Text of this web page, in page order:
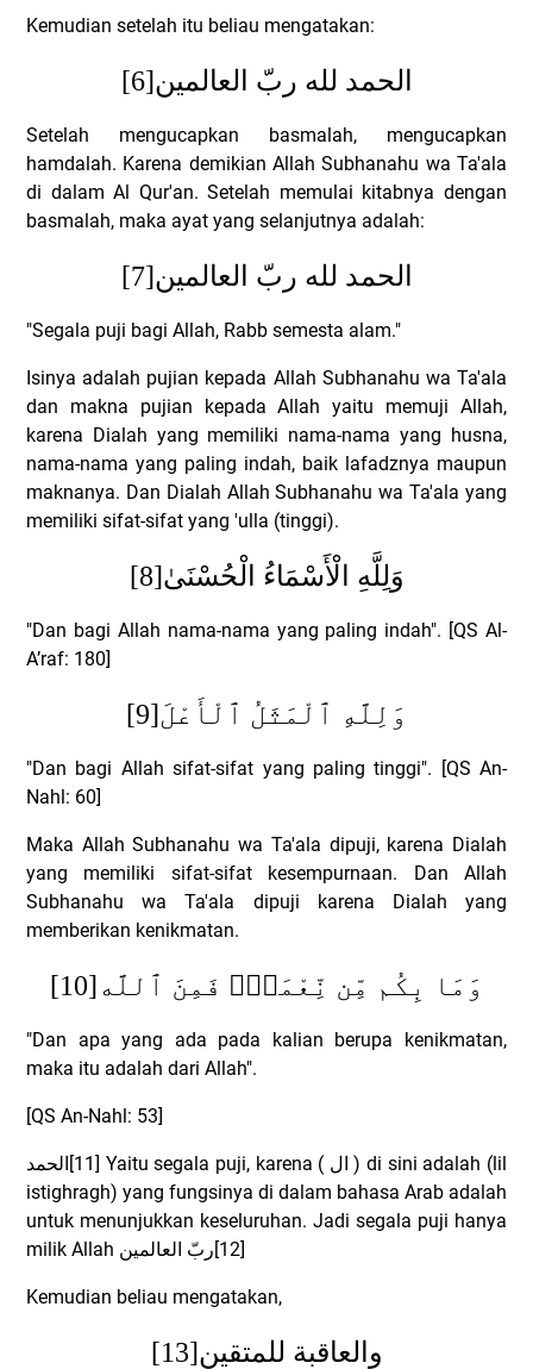
Kemudian setelah itu beliau mengatakan:
الحمد لله ربّ العالمين[6]
Setelah mengucapkan basmalah, mengucapkan
hamdalah. Karena demikian Allah Subhanahu wa Ta'ala
di dalam Al Qur'an. Setelah memulai kitabnya dengan
basmalah, maka ayat yang selanjutnya adalah:
الحمد لله ربّ العالمين[7]
"Segala puji bagi Allah, Rabb semesta alam."
Isinya adalah pujian kepada Allah Subhanahu wa Ta'ala
dan makna pujian kepada Allah yaitu memuji Allah,
karena Dialah yang memiliki nama-nama yang husna,
nama-nama yang paling indah, baik lafadznya maupun
maknanya. Dan Dialah Allah Subhanahu wa Ta'ala yang
memiliki sifat-sifat yang 'ulla (tinggi).
وَلِلَّهِ الْأَسْمَاءُ الْحُسْنَىٰ[8]
"Dan bagi Allah nama-nama yang paling indah". [QS Al-
A’raf: 180]
وَلِلَّهِ ٱلْمَثَلُ ٱلْأَعْلَ[9]
"Dan bagi Allah sifat-sifat yang paling tinggi". [QS An-
Nahl: 60]
Maka Allah Subhanahu wa Ta'ala dipuji, karena Dialah
yang memiliki sifat-sifat kesempurnaan. Dan Allah
Subhanahu wa Ta'ala dipuji karena Dialah yang
memberikan kenikmatan.
وَمَا بِكُم مِّن نِّعْمَةٍۢ فَمِنَ ٱللَّه [10]
"Dan apa yang ada pada kalian berupa kenikmatan,
maka itu adalah dari Allah".
[QS An-Nahl: 53]
الحمد[11] Yaitu segala puji, karena ( ال ) di sini adalah (lil
istighragh) yang fungsinya di dalam bahasa Arab adalah
untuk menunjukkan keseluruhan. Jadi segala puji hanya
milik Allah ربّ العالمين[12]
Kemudian beliau mengatakan,
والعاقبة للمتقين[13]